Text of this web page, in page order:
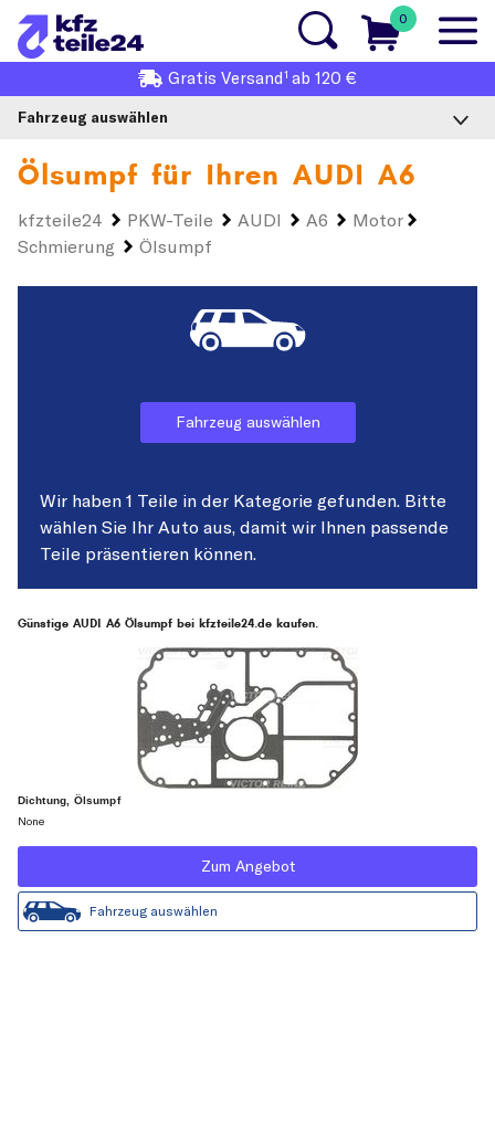
0
Gratis Versand1 ab 120 €
Fahrzeug auswählen
Ölsumpf für Ihren AUDI A6
kfzteile24 PKW-Teile AUDI A6
Motor
Schmierung
Ölsumpf
Fahrzeug auswählen
Wir haben 1 Teile in der Kategorie gefunden. Bitte
wählen Sie Ihr Auto aus, damit wir Ihnen passende
Teile präsentieren können.
Günstige AUDI A6 Ölsumpf bei kfzteile24.de kaufen.
Dichtung, Ölsumpf
None
Zum Angebot
Fahrzeug auswählen